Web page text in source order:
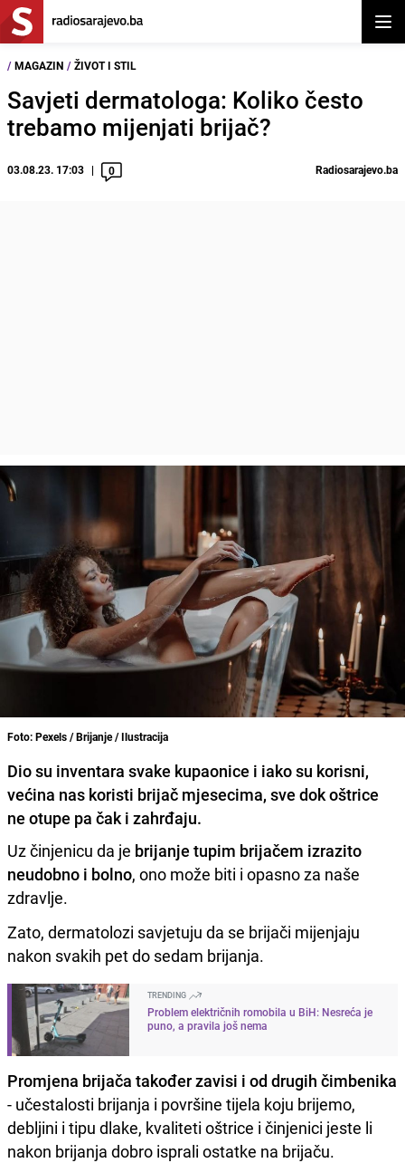
/ MAGAZIN / ŽIVOT I STIL
Savjeti dermatologa: Koliko često
trebamo mijenjati brijač?
03.08.23. 17:03 0 Radiosarajevo.ba
Foto: Pexels / Brijanje / Ilustracija
Dio su inventara svake kupaonice i iako su korisni,
većina nas koristi brijač mjesecima, sve dok oštrice
ne otupe pa čak i zahrđaju.
Uz činjenicu da je brijanje tupim brijačem izrazito
neudobno i bolno, ono može biti i opasno za naše
zdravlje.
Zato, dermatolozi savjetuju da se brijači mijenjaju
nakon svakih pet do sedam brijanja.
TRENDING
Problem električnih romobila u BiH: Nesreća je
puno, a pravila još nema
Promjena brijača također zavisi i od drugih čimbenika
- učestalosti brijanja i površine tijela koju brijemo,
debljini i tipu dlake, kvaliteti oštrice i činjenici jeste li
nakon brijanja dobro isprali ostatke na brijaču.